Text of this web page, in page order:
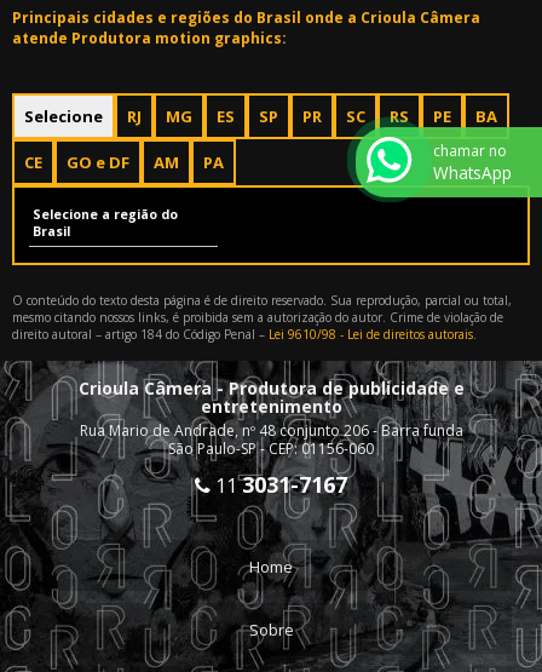
Principais cidades e regiões do Brasil onde a Crioula Câmera
atende Produtora motion graphics:
Selecione RJ MG ES SP PR SC RS PE BA
CE GO e DF AM PA
Selecione a região do
Brasil
O conteúdo do texto desta página é de direito reservado. Sua reprodução, parcial ou total,
mesmo citando nossos links, é proibida sem a autorização do autor. Crime de violação de
direito autoral – artigo 184 do Código Penal – Lei 9610/98 - Lei de direitos autorais.
Crioula Câmera - Produtora de publicidade e
entretenimento
Rua Mario de Andrade, nº 48 conjunto 206 - Barra funda
São Paulo-SP - CEP: 01156-060
113031-7167
Home
Sobre
chamar no
WhatsApp